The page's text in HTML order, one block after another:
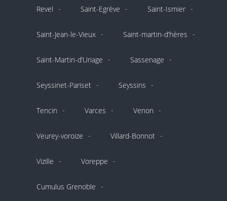
Revel Saint-Egrève Saint-Ismier
Saint-Jean-le-Vieux Saint-martin-d’hères
Saint-Martin-d’Uriage Sassenage
Seyssinet-Pariset Seyssins
Tencin Varces Venon
Veurey-voroize Villard-Bonnot
Vizille Voreppe
Cumulus Grenoble